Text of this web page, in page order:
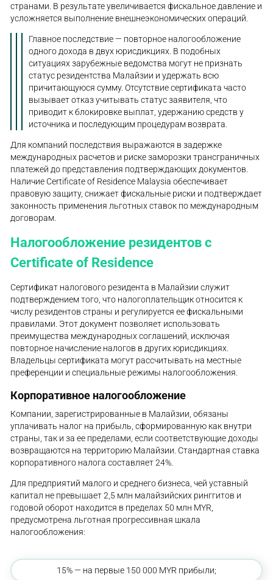
странами. В результате увеличивается фискальное давление и
усложняется выполнение внешнеэкономических операций.
Главное последствие — повторное налогообложение
одного дохода в двух юрисдикциях. В подобных
ситуациях зарубежные ведомства могут не признать
статус резидентства Малайзии и удержать всю
причитающуюся сумму. Отсутствие сертификата часто
вызывает отказ учитывать статус заявителя, что
приводит к блокировке выплат, удержанию средств у
источника и последующим процедурам возврата.
Для компаний последствия выражаются в задержке
международных расчетов и риске заморозки трансграничных
платежей до представления подтверждающих документов.
Наличие Certificate of Residence Malaysia обеспечивает
правовую защиту, снижает фискальные риски и подтверждает
законность применения льготных ставок по международным
договорам.
Налогообложение резидентов с
Certificate of Residence
Сертификат налогового резидента в Малайзии служит
подтверждением того, что налогоплательщик относится к
числу резидентов страны и регулируется ее фискальными
правилами. Этот документ позволяет использовать
преимущества международных соглашений, исключая
повторное начисление налогов в других юрисдикциях.
Владельцы сертификата могут рассчитывать на местные
преференции и специальные режимы налогообложения.
Корпоративное налогообложение
Компании, зарегистрированные в Малайзии, обязаны
уплачивать налог на прибыль, сформированную как внутри
страны, так и за ее пределами, если соответствующие доходы
возвращаются на территорию Малайзии. Стандартная ставка
корпоративного налога составляет 24%.
Для предприятий малого и среднего бизнеса, чей уставный
капитал не превышает 2,5 млн малайзийских ринггитов и
годовой оборот находится в пределах 50 млн MYR,
предусмотрена льготная прогрессивная шкала
налогообложения:
15% — на первые 150 000 MYR прибыли;